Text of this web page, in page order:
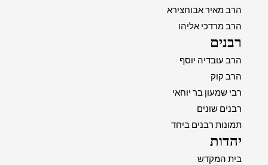
הרב מאיר אבוחצירא
הרב מרדכי אליהו
רבנים
הרב עובדיה יוסף
הרב קוק
רבי שמעון בר יוחאי
רבנים שונים
תמונות רבנים ביחד
יהדות
בית המקדש